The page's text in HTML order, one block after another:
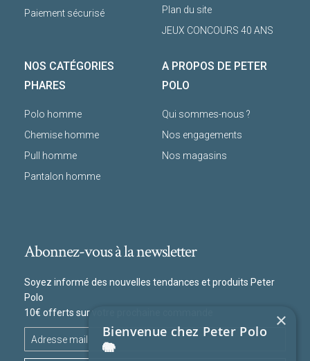
Paiement sécurisé
Plan du site
JEUX CONCOURS 40 ANS
NOS CATÉGORIES
PHARES
Polo homme
Chemise homme
Pull homme
Pantalon homme
A PROPOS DE PETER
POLO
Qui sommes-nous ?
Nos engagements
Nos magasins
Abonnez-vous à la newsletter
Soyez informé des nouvelles tendances et produits Peter
Polo
10€ offerts sur votre prochaine commande
×
Bienvenue chez Peter Polo
🐘